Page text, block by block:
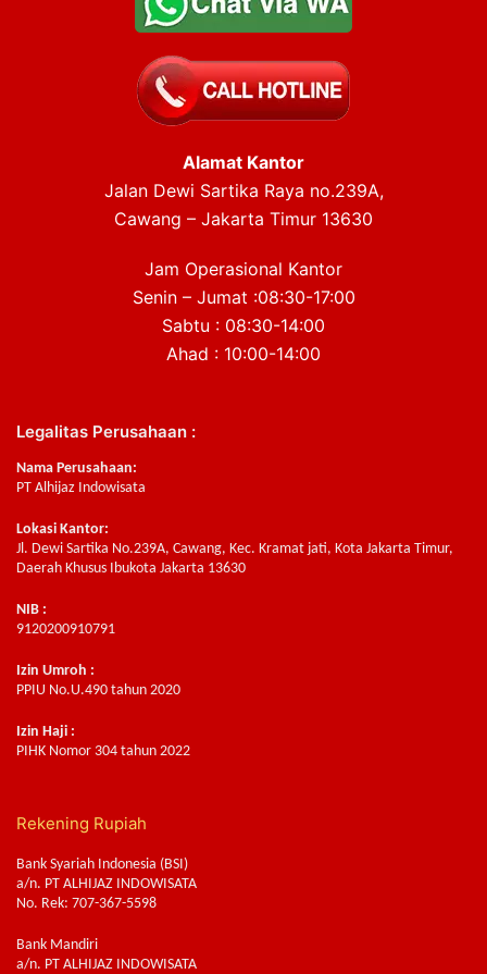
Alamat Kantor
Jalan Dewi Sartika Raya no.239A,
Cawang – Jakarta Timur 13630
Jam Operasional Kantor
Senin – Jumat :08:30-17:00
Sabtu : 08:30-14:00
Ahad : 10:00-14:00
Legalitas Perusahaan :
Nama Perusahaan:
PT Alhijaz Indowisata
Lokasi Kantor:
Jl. Dewi Sartika No.239A, Cawang, Kec. Kramat jati, Kota Jakarta Timur,
Daerah Khusus Ibukota Jakarta 13630
NIB :
9120200910791
Izin Umroh :
PPIU No.U.490 tahun 2020
Izin Haji :
PIHK Nomor 304 tahun 2022
Rekening Rupiah
Bank Syariah Indonesia (BSI)
a/n. PT ALHIJAZ INDOWISATA
No. Rek: 707-367-5598
Bank Mandiri
a/n. PT ALHIJAZ INDOWISATA